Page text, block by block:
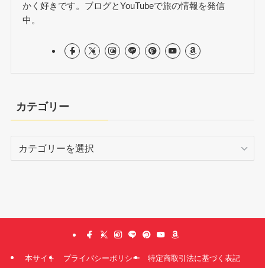
かく好きです。ブログとYouTubeで旅の情報を発信
中。
カテゴリー
本サイト プライバシーポリシー 特定商取引法に基づく表記